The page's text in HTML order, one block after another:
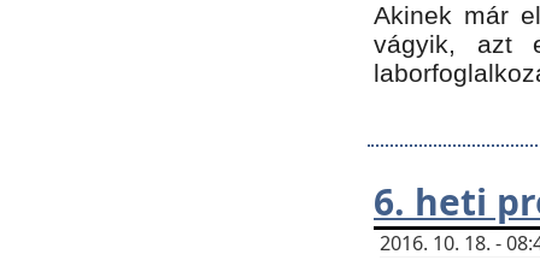
Akinek már
vágyik, azt
6. heti
2016. 10. 18. -